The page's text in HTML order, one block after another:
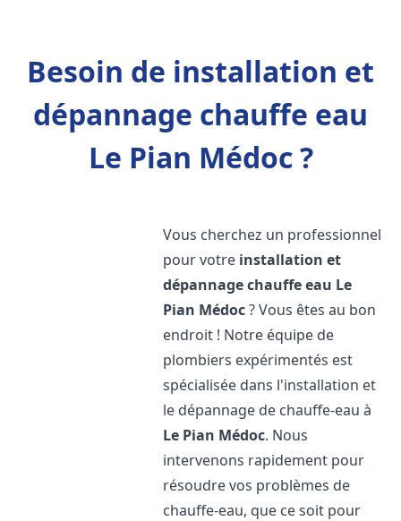
Besoin de installation et
dépannage chauffe eau
Le Pian Médoc ?
Vous cherchez un professionnel
pour votre installation et
dépannage chauffe eau Le
Pian Médoc? Vous êtes au bon
endroit ! Notre équipe de
plombiers expérimentés est
spécialisée dans l'installation et
le dépannage de chauffe-eau à
Le Pian Médoc. Nous
intervenons rapidement pour
résoudre vos problèmes de
chauffe-eau, que ce soit pour